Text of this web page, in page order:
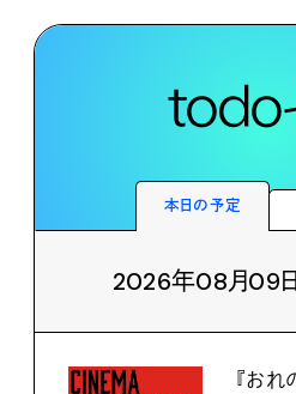
本日の予定
2026年08月09日
『お